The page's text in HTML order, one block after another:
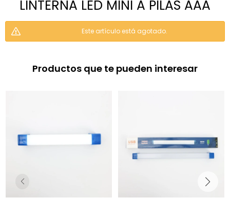
LINTERNA LED MINI A PILAS AAA
Este artículo está agotado.
Productos que te pueden interesar